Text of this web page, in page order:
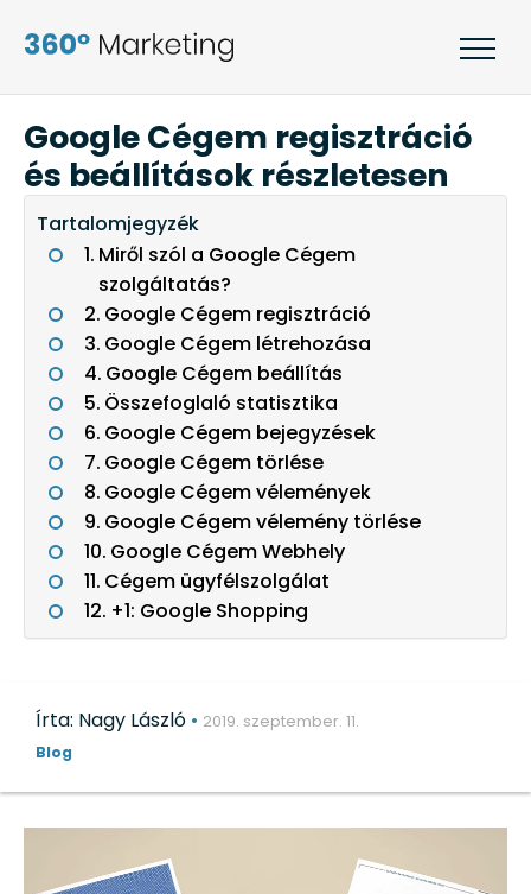
Google Cégem regisztráció
és beállítások részletesen
Tartalomjegyzék
Miről szól a Google Cégem
szolgáltatás?
Google Cégem regisztráció
Google Cégem létrehozása
Google Cégem beállítás
Összefoglaló statisztika
Google Cégem bejegyzések
Google Cégem törlése
Google Cégem vélemények
Google Cégem vélemény törlése
Google Cégem Webhely
Cégem ügyfélszolgálat
+1: Google Shopping
Írta: Nagy László • 2019. szeptember. 11.
Blog